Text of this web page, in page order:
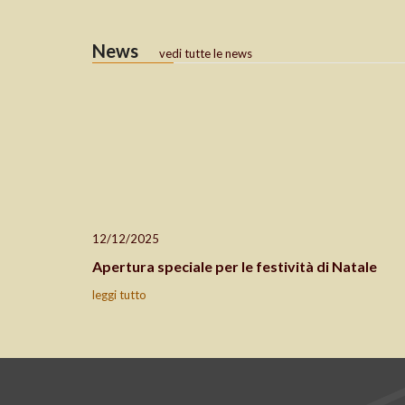
News vedi tutte le news
12/12/2025
Apertura speciale per le festività di Natale
leggi tutto